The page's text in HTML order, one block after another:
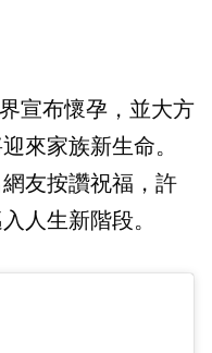
宣布懷孕，並大方
來家族新生命。
友按讚祝福，許
人生新階段。